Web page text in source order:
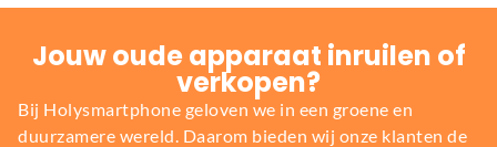
Jouw oude apparaat inruilen of
verkopen?
Bij Holysmartphone geloven we in een groene en
duurzamere wereld. Daarom bieden wij onze klanten de